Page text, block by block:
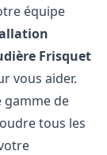
équipe
Frisquet
vous aider.
gamme de
tous les